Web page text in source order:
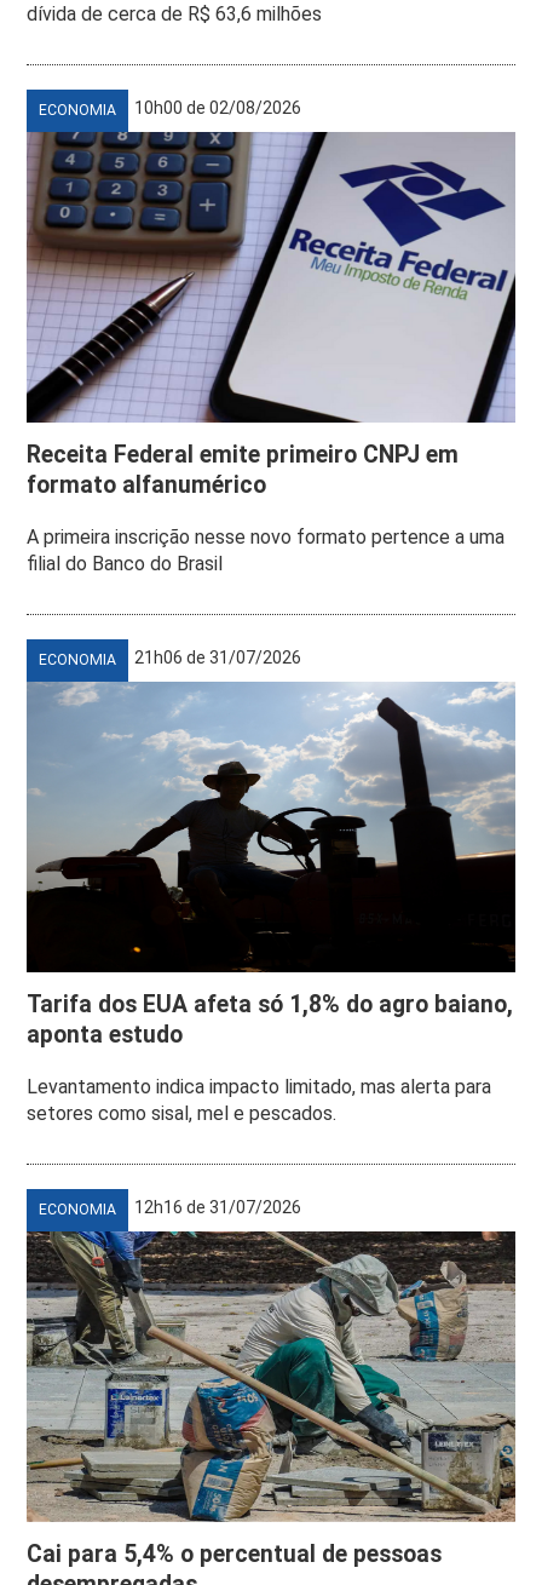
dívida de cerca de R$ 63,6 milhões
ECONOMIA 10h00 de 02/08/2026
Receita Federal emite primeiro CNPJ em
formato alfanumérico
A primeira inscrição nesse novo formato pertence a uma
filial do Banco do Brasil
ECONOMIA 21h06 de 31/07/2026
Tarifa dos EUA afeta só 1,8% do agro baiano,
aponta estudo
Levantamento indica impacto limitado, mas alerta para
setores como sisal, mel e pescados.
ECONOMIA 12h16 de 31/07/2026
Cai para 5,4% o percentual de pessoas